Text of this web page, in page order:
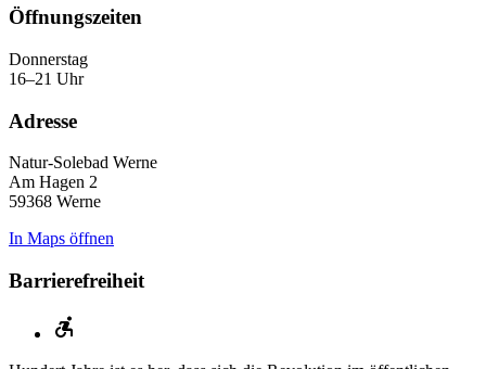
Öffnungs­zeiten
Donnerstag
16–21 Uhr
Adresse
Natur-Solebad Werne
Am Hagen 2
59368 Werne
In Maps öffnen
Barrierefreiheit